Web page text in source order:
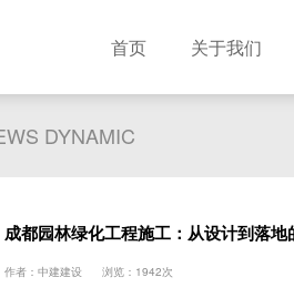
首页 关于我们
DYNAMIC
成都园林绿化工程施工：从设计到落地
作者：中建建设 浏览：1942次